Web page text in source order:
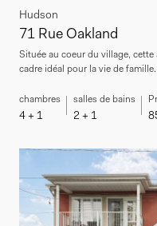
Hudson
71 Rue Oakland
Située au coeur du village,
cadre idéal pour la vie de
chambres
4 + 1
salles de bains
2 + 1